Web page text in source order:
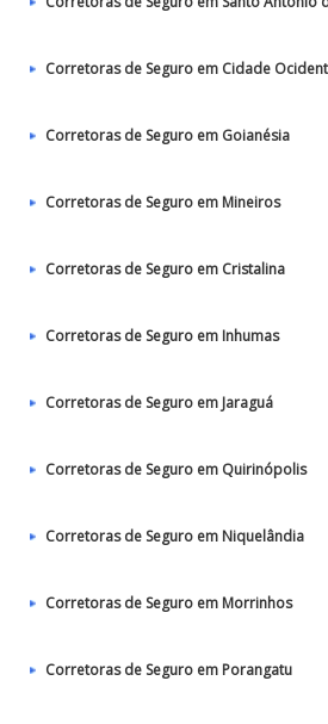
Corretoras de Seguro em Cidade
Corretoras de Seguro em Goianésia
Corretoras de Seguro em Mineiros
Corretoras de Seguro em Cristalina
Corretoras de Seguro em Inhumas
Corretoras de Seguro em Jaraguá
Corretoras de Seguro em Quirinópolis
Corretoras de Seguro em Niquelândia
Corretoras de Seguro em Morrinhos
Corretoras de Seguro em Porangatu